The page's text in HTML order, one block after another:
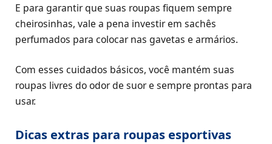
E para garantir que suas roupas fiquem sempre
cheirosinhas, vale a pena investir em sachês
perfumados para colocar nas gavetas e armários.
Com esses cuidados básicos, você mantém suas
roupas livres do odor de suor e sempre prontas para
usar.
Dicas extras para roupas esportivas